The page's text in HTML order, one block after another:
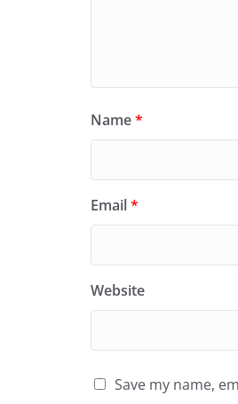
Name*
Email*
Website
Save my name,